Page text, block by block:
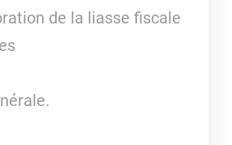
de la liasse fiscale